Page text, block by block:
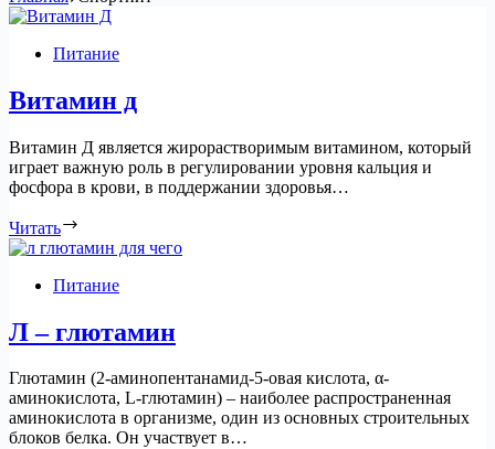
Питание
Витамин д
Витамин Д является жирорастворимым витамином, который
играет важную роль в регулировании уровня кальция и
фосфора в крови, в поддержании здоровья…
Читать
Питание
Л – глютамин
Глютамин (2-аминопентанамид-5-овая кислота, α-
аминокислота, L-глютамин) – наиболее распространенная
аминокислота в организме, один из основных строительных
блоков белка. Он участвует в…